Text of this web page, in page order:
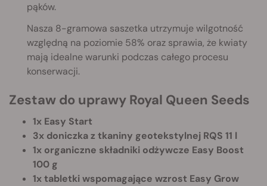
pąków.
Nasza 8-gramowa saszetka utrzymuje wilgotność
względną na poziomie 58% oraz sprawia, że kwiaty
mają idealne warunki podczas całego procesu
konserwacji.
Zestaw do uprawy Royal Queen Seeds
1x Easy Start
3x doniczka z tkaniny geotekstylnej RQS 11 l
1x organiczne składniki odżywcze Easy Boost
100 g
1x tabletki wspomagające wzrost Easy Grow